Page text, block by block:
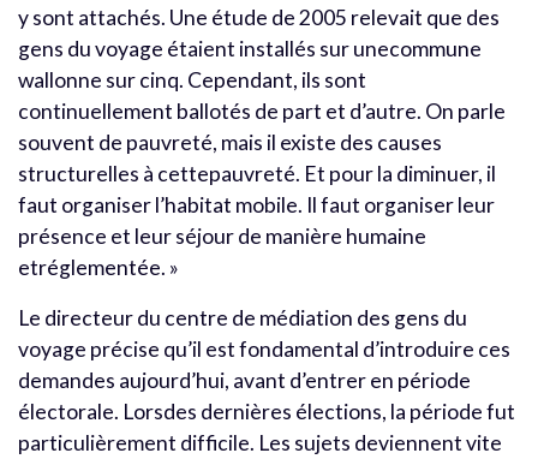
y sont attachés. Une étude de 2005 relevait que des
gens du voyage étaient installés sur unecommune
wallonne sur cinq. Cependant, ils sont
continuellement ballotés de part et d’autre. On parle
souvent de pauvreté, mais il existe des causes
structurelles à cettepauvreté. Et pour la diminuer, il
faut organiser l’habitat mobile. Il faut organiser leur
présence et leur séjour de manière humaine
etréglementée. »
Le directeur du centre de médiation des gens du
voyage précise qu’il est fondamental d’introduire ces
demandes aujourd’hui, avant d’entrer en période
électorale. Lorsdes dernières élections, la période fut
particulièrement difficile. Les sujets deviennent vite